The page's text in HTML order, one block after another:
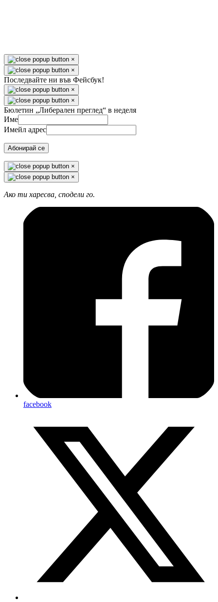
×
×
Последвайте ни във Фейсбук!
×
×
Бюлетин „Либерален преглед“ в неделя
Име
Имейл адрес
Абонирай се
×
×
Ако ти харесва, сподели го.
facebook